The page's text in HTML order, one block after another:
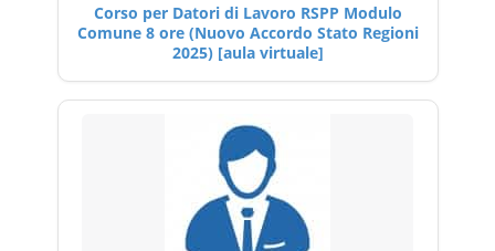
Corso per Datori di Lavoro RSPP Modulo
Comune 8 ore (Nuovo Accordo Stato Regioni
2025) [aula virtuale]